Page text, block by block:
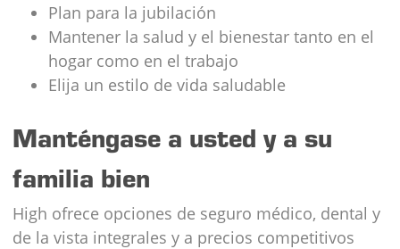
Plan para la jubilación
Mantener la salud y el bienestar tanto en el
hogar como en el trabajo
Elija un estilo de vida saludable
Manténgase a usted y a su
familia bien
High ofrece opciones de seguro médico, dental y
de la vista integrales y a precios competitivos